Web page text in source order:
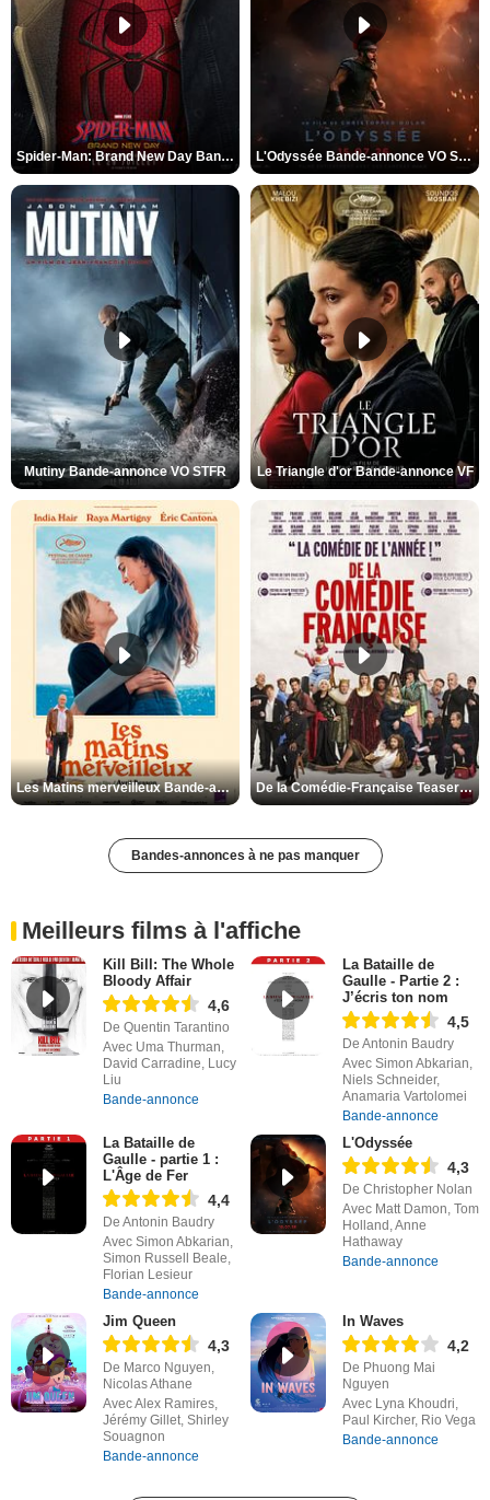
Spider-Man: Brand New Day Bande-annonce VO STFR L'Odyssée Bande-annonce VO STFR
Mutiny Bande-annonce VO STFR Le Triangle d'or Bande-annonce VF
Les Matins merveilleux Bande-annonce VF De la Comédie-Française Teaser VF
Bandes-annonces à ne pas manquer
Meilleurs films à l'affiche
Kill Bill: The Whole
Bloody Affair
4,6
De Quentin Tarantino
Avec Uma Thurman,
David Carradine, Lucy
Liu
Bande-annonce
La Bataille de
Gaulle - Partie 2 :
J’écris ton nom
4,5
De Antonin Baudry
Avec Simon Abkarian,
Niels Schneider,
Anamaria Vartolomei
Bande-annonce
La Bataille de
Gaulle - partie 1 :
L'Âge de Fer
4,4
De Antonin Baudry
Avec Simon Abkarian,
Simon Russell Beale,
Florian Lesieur
Bande-annonce
L'Odyssée
4,3
De Christopher Nolan
Avec Matt Damon, Tom
Holland, Anne
Hathaway
Bande-annonce
Jim Queen
4,3
De Marco Nguyen,
Nicolas Athane
Avec Alex Ramires,
Jérémy Gillet, Shirley
Souagnon
Bande-annonce
In Waves
4,2
De Phuong Mai
Nguyen
Avec Lyna Khoudri,
Paul Kircher, Rio Vega
Bande-annonce